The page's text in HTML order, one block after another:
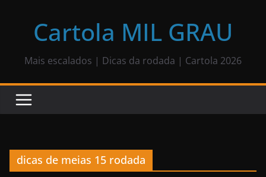
Cartola MIL GRAU
Mais escalados | Dicas da rodada | Cartola 2026
dicas de meias 15 rodada